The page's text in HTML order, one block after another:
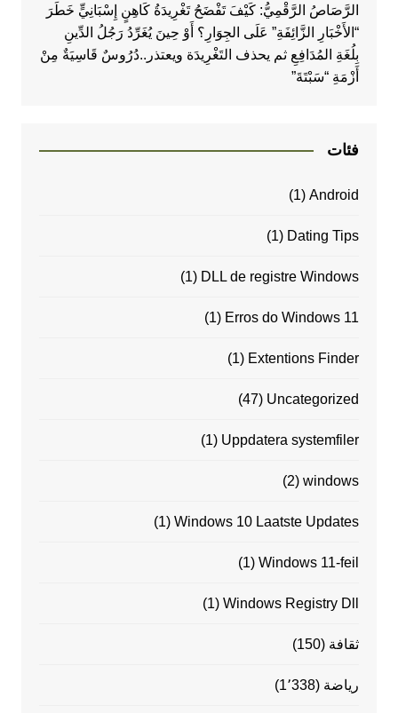
الرَّصَاصُ الرَّقْمِيُّ: كَيْفَ تَفْضَحُ تَغْرِيدَةُ كَاهِنٍ إِسْبَانِيٍّ خَطَرَ
“الأَخْبَارِ الزَّائِفَةِ” عَلَى الجِوَارِ؟ أَوْ حِينَ يُغَرِّدُ رَجُلُ الدِّينِ
بِلُغَةِ المُدَافِعِ ثم يحذف التَغْرِيدَة ويعتذر..دُرُوسٌ قَاسِيَةٌ مِنْ
أَزْمَةِ “سَبْتَةَ”
فئات
Android
(1)
Dating Tips
(1)
DLL de registre Windows
(1)
Erros do Windows 11
(1)
Extentions Finder
(1)
Uncategorized
(47)
Uppdatera systemfiler
(1)
windows
(2)
Windows 10 Laatste Updates
(1)
Windows 11-feil
(1)
Windows Registry Dll
(1)
ثقافة (150)
رياضة (1٬338)